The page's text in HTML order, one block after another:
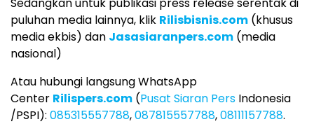
puluhan media lainnya, klik Rilisbisnis.com (khusus
media ekbis) dan Jasasiaranpers.com (media
nasional)
Atau hubungi langsung WhatsApp
Center Rilispers.com (Pusat Siaran Pers Indonesia
/PSPI): 085315557788,087815557788,08111157788.